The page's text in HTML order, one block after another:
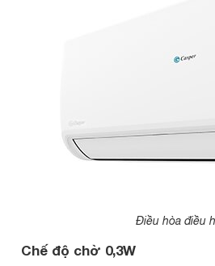
Điều hòa điều
Chế độ chờ 0,3W